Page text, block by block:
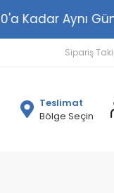
Kadar Aynı
Sipariş
Teslimat
Bölge Seçin